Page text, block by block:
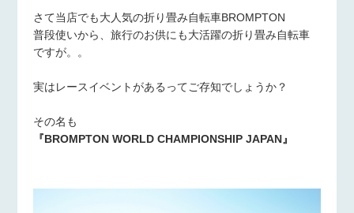
さて当店でも大人気の折り畳み自転車BROMPTON
普段使いから、旅行のお供にも大活躍の折り畳み自転車
ですが。。
実はレースイベントがあるってご存知でしょうか？
その名も
『BROMPTON WORLD CHAMPIONSHIP JAPAN』